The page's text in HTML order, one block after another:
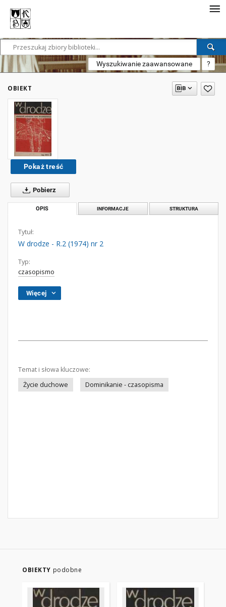
Wyszukiwanie zaawansowane ?
OBIEKT
Pokaż treść
Pobierz
OPIS INFORMACJE STRUKTURA
Tytuł:
W drodze - R.2 (1974) nr 2
Typ:
czasopismo
Więcej
Temat i słowa kluczowe:
Życie duchowe
Dominikanie - czasopisma
OBIEKTY podobne